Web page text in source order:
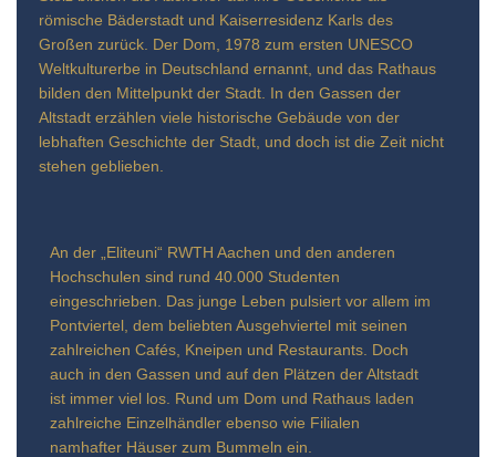
römische Bäderstadt und Kaiserresidenz Karls des
Großen zurück. Der Dom, 1978 zum ersten UNESCO
Weltkulturerbe in Deutschland ernannt, und das Rathaus
bilden den Mittelpunkt der Stadt. In den Gassen der
Altstadt erzählen viele historische Gebäude von der
lebhaften Geschichte der Stadt, und doch ist die Zeit nicht
stehen geblieben.
An der „Eliteuni“ RWTH Aachen und den anderen
Hochschulen sind rund 40.000 Studenten
eingeschrieben. Das junge Leben pulsiert vor allem im
Pontviertel, dem beliebten Ausgehviertel mit seinen
zahlreichen Cafés, Kneipen und Restaurants. Doch
auch in den Gassen und auf den Plätzen der Altstadt
ist immer viel los. Rund um Dom und Rathaus laden
zahlreiche Einzelhändler ebenso wie Filialen
namhafter Häuser zum Bummeln ein.